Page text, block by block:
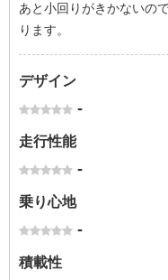
あと小回りがきかないの
ります。
デザイン
-
走行性能
-
乗り心地
-
積載性